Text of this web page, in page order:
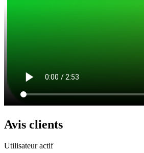
Avis clients
Utilisateur actif